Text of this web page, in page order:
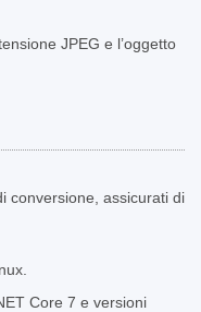
JPEG e l’oggetto
conversione, assicurati di
Core 7 e versioni